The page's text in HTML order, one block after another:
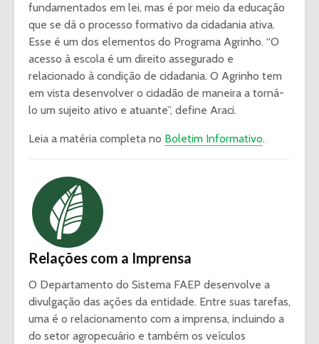
fundamentados em lei, mas é por meio da educação
que se dá o processo formativo da cidadania ativa.
Esse é um dos elementos do Programa Agrinho. “O
acesso à escola é um direito assegurado e
relacionado à condição de cidadania. O Agrinho tem
em vista desenvolver o cidadão de maneira a torná-
lo um sujeito ativo e atuante”, define Araci.
Leia a matéria completa no Boletim Informativo.
Relações com a Imprensa
O Departamento do Sistema FAEP desenvolve a
divulgação das ações da entidade. Entre suas tarefas,
uma é o relacionamento com a imprensa, incluindo a
do setor agropecuário e também os veículos